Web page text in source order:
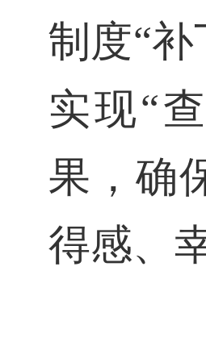
制度“补
实现“
果，确
得感、